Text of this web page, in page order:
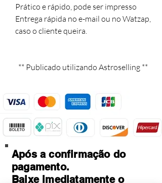
Prático e rápido, pode ser impresso
Entrega rápida no e-mail ou no Watzap,
caso o cliente queira.
** Publicado utilizando Astroselling **
Após a confirmação do
pagamento.
Baixe imediatamente o